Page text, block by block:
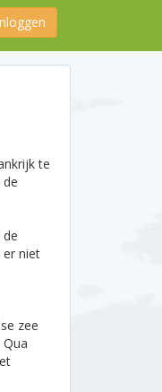
te
er niet
zee